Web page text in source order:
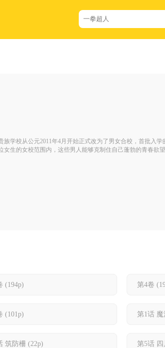
学校从公元2011年4月开始正式改为了男女合校，首批入
生的女校范围内，这些男人能够克制住自己蓬勃的青春欲
(194p) 第4卷
(101p) 第1话 魔
筑防柵 (22p) 第5话